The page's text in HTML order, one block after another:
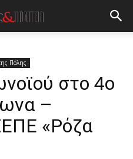
Πόλης
στο 4ο
–
«Ρόζα